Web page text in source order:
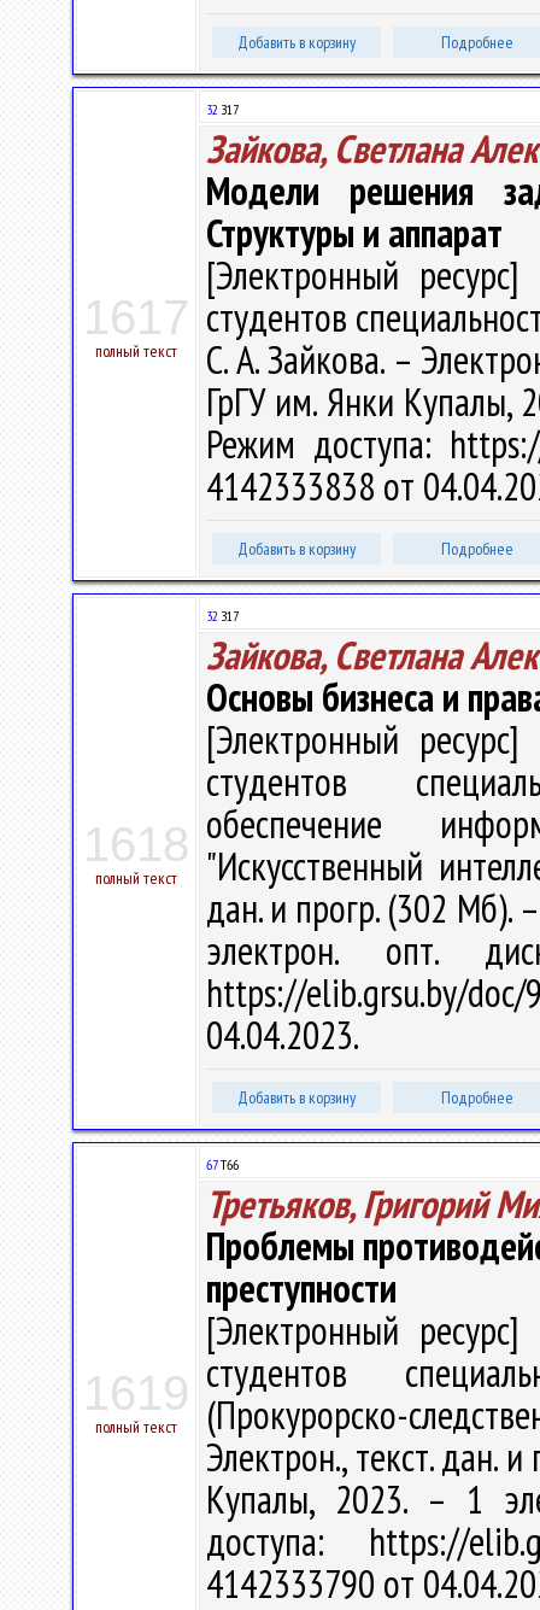
Добавить в корзину Подробнее
1617
полный текст
32 З17
Зайкова, Светлана
Модели решения
Структуры и аппарат
[Электронный
студентов
С. А. Зайкова. –
ГрГУ им. Янки Купалы,
Режим доступа:
4142333838 от
Добавить в корзину Подробнее
1618
полный текст
32 З17
Зайкова, Светлана
Основы бизнеса и
[Электронный
студентов
обеспечение
"Искусственный
дан. и прогр. (302 Мб).
электрон. опт.
https://elib.grsu.by/
04.04.2023.
Добавить в корзину Подробнее
1619
полный текст
67Т66
Третьяков, Григорий
Проблемы
преступности
[Электронный
студентов
(Прокурорско-
Электрон., текст. дан.
Купалы, 2023. – 1
доступа: https://
4142333790 от